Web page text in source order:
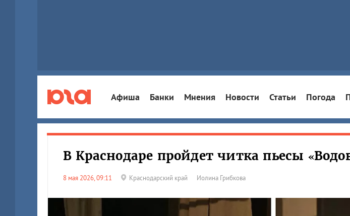
Афиша Банки Мнения Новости Статьи Погода
В Краснодаре пройдет читка пьесы
8 мая 2026, 09:11 Краснодарский край Иолина Грибкова